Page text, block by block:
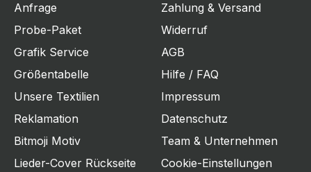
Anfrage
Probe-Paket
Grafik Service
Größentabelle
Unsere Textilien
Reklamation
Bitmoji Motiv
Lieder-Cover Rückseite
Zahlung & Versand
Widerruf
AGB
Hilfe / FAQ
Impressum
Datenschutz
Team & Unternehmen
Cookie-Einstellungen